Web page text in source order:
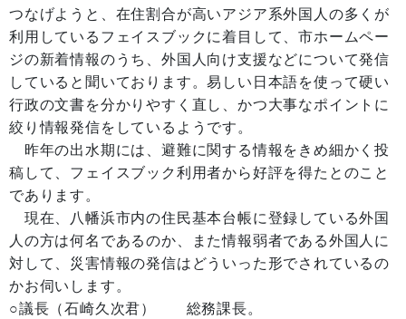
つなげようと、在住割合が高いアジア系外国人の多くが
利用しているフェイスブックに着目して、市ホームペー
ジの新着情報のうち、外国人向け支援などについて発信
していると聞いております。易しい日本語を使って硬い
行政の文書を分かりやすく直し、かつ大事なポイントに
絞り情報発信をしているようです。
昨年の出水期には、避難に関する情報をきめ細かく投
稿して、フェイスブック利用者から好評を得たとのこと
であります。
現在、八幡浜市内の住民基本台帳に登録している外国
人の方は何名であるのか、また情報弱者である外国人に
対して、災害情報の発信はどういった形でされているの
かお伺いします。
○議長（石崎久次君） 総務課長。